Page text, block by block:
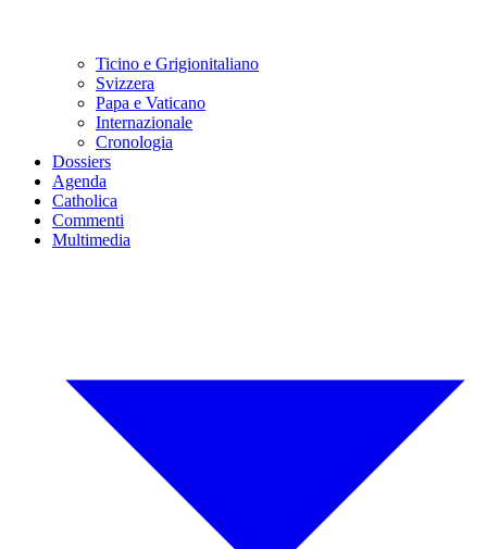
Ticino e Grigionitaliano
Svizzera
Papa e Vaticano
Internazionale
Cronologia
Dossiers
Agenda
Catholica
Commenti
Multimedia